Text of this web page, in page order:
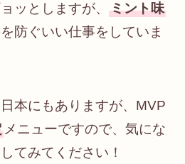
ッとしますが、 ミント味
防ぐいい仕事をしていま
本にもありますが、MVP
メニューですので、気にな
てみてください！